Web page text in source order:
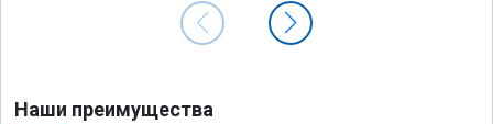
Наши преимущества